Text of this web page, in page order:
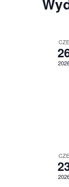
CZE
CZE